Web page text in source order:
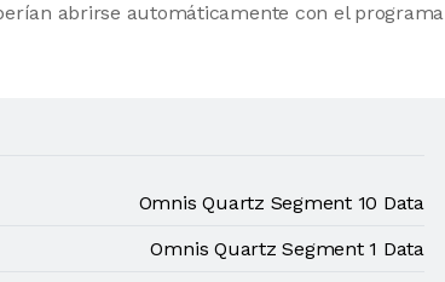
abrirse automáticamente con el programa
Omnis Quartz Segment 10 Data
Omnis Quartz Segment 1 Data